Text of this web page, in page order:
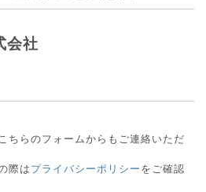
会社
ちらのフォームからもご連絡いただ
際は プライバシーポリシー をご確認